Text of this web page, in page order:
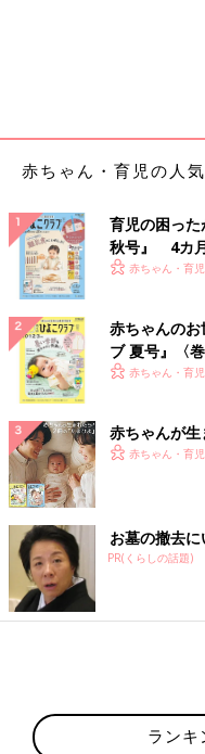
赤ちゃん・育児の人
育児の困っ
秋号』 4カ
いっぱい！
赤ちゃん・育児
赤ちゃんの
ブ 夏号』〈
く！ おっぱ
赤ちゃん・育児
赤ちゃんが生
赤ちゃん・育児
お墓の撤去
PR(くらしの話題)
ランキ